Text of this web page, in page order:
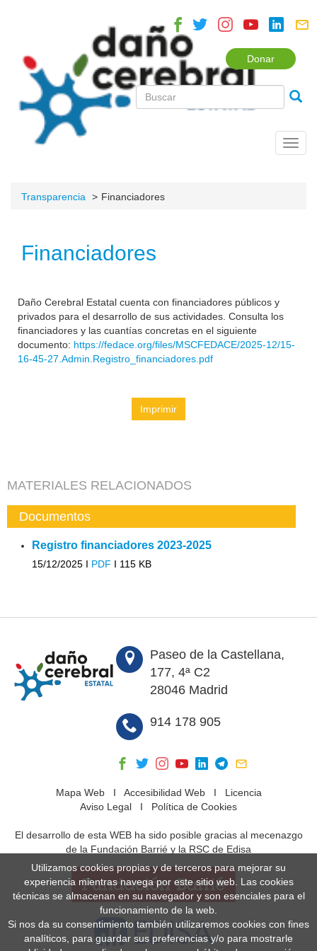
Donar
Transparencia Financiadores
Financiadores
Daño Cerebral Estatal cuenta con financiadores públicos y
privados para el desarrollo de sus actividades. Consulta los
financiadores y las cuantías concretas en el siguiente
documento: https://fedace.org/files/MSCFEDACE/2025-12/15-
16-45-27.Admin.Registro_financiadores.pdf
Imprimir
MATERIALES RELACIONADOS
Documentos
Registro financiadores 2023-2025
15/12/2025 I PDF I 115 KB
Paseo de la Castellana,
177, 4ª C2
28046 Madrid
914 178 905
Mapa WebI Accesibilidad WebI Licencia
Aviso Legal I Política de Cookies
El desarrollo de esta WEB ha sido posible gracias al mecenazgo
de la Fundación Barrié y la RSC de Edisa
Utilizamos cookies propias y de terceros para mejorar su
experiencia mientras navega por este sitio web. Las cookies
técnicas se almacenan en su navegador y son esenciales para el
funcionamiento de la web.
Si nos da su consentimiento también utilizaremos cookies con fines
analíticos, para guardar sus preferencias y/o para mostrarle